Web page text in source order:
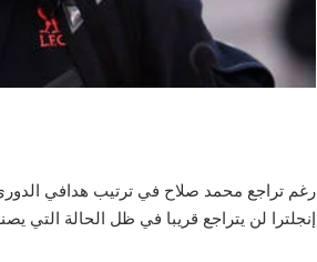
رغم تراجع محمد صلاح في ترتيب هدافي
إنجلترا لن يتراجع قريبا في ظل الحالة التي